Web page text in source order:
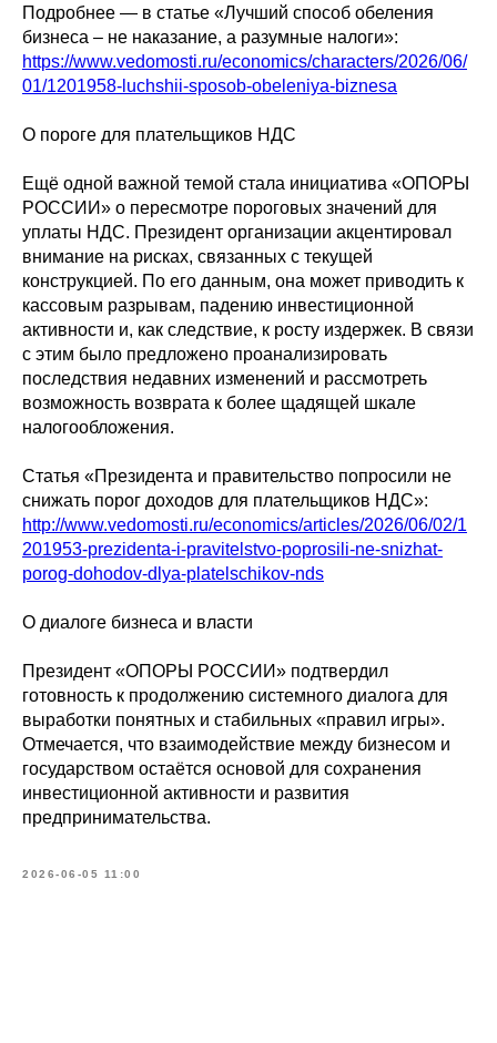
Подробнее — в статье «Лучший способ обеления
бизнеса – не наказание, а разумные налоги»:
https://www.vedomosti.ru/economics/characters/2026/06/
01/1201958-luchshii-sposob-obeleniya-biznesa
О пороге для плательщиков НДС
Ещё одной важной темой стала инициатива «ОПОРЫ
РОССИИ» о пересмотре пороговых значений для
уплаты НДС. Президент организации акцентировал
внимание на рисках, связанных с текущей
конструкцией. По его данным, она может приводить к
кассовым разрывам, падению инвестиционной
активности и, как следствие, к росту издержек. В связи
с этим было предложено проанализировать
последствия недавних изменений и рассмотреть
возможность возврата к более щадящей шкале
налогообложения.
Статья «Президента и правительство попросили не
снижать порог доходов для плательщиков НДС»:
http://www.vedomosti.ru/economics/articles/2026/06/02/1
201953-prezidenta-i-pravitelstvo-poprosili-ne-snizhat-
porog-dohodov-dlya-platelschikov-nds
О диалоге бизнеса и власти
Президент «ОПОРЫ РОССИИ» подтвердил
готовность к продолжению системного диалога для
выработки понятных и стабильных «правил игры».
Отмечается, что взаимодействие между бизнесом и
государством остаётся основой для сохранения
инвестиционной активности и развития
предпринимательства.
2026-06-05 11:00